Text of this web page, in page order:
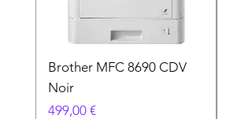
Brother MFC 8690 CDV
Noir
Prix
499,00 €